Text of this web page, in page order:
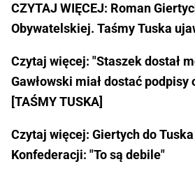
CZYTAJ WIĘCEJ: Roman
Obywatelskiej. Taśmy Tuska
Czytaj więcej: "Staszek dostał
Gawłowski miał dostać podpisy
[TAŚMY TUSKA]
Czytaj więcej: Giertych do
Konfederacji: "To są debile"